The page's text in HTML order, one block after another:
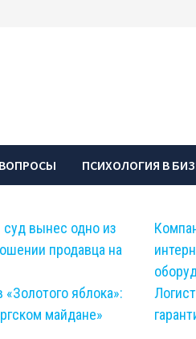
ПСИХОЛОГИЯ В
суд вынес одно из
продавца на
яблока»:
майдане»